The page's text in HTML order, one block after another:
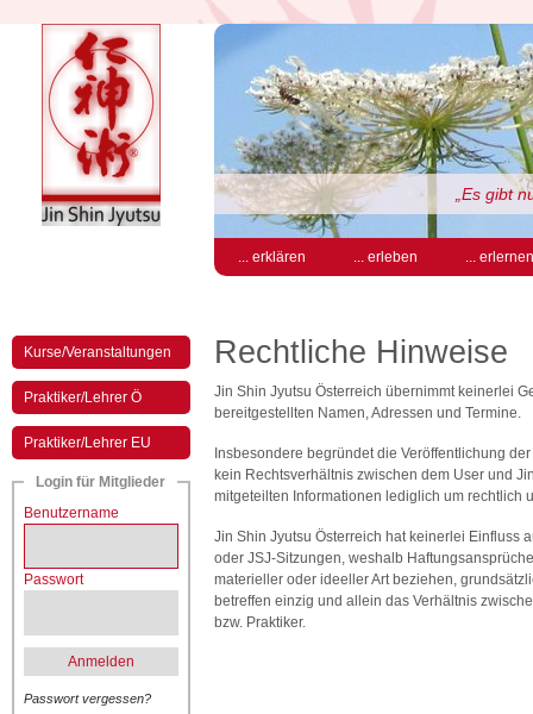
„Es gibt
... erklären ... erleben ... erlernen
Kurse/Veranstaltungen
Praktiker/Lehrer Ö
Praktiker/Lehrer EU
Login für Mitglieder
Benutzername
Passwort
Anmelden
Passwort vergessen?
Rechtliche Hinweise
Jin Shin Jyutsu Österreich übernimmt keinerlei
bereitgestellten Namen, Adressen und Termine.
Insbesondere begründet die Veröffentlichung
kein Rechtsverhältnis zwischen dem User und
mitgeteilten Informationen lediglich um rechtlich
Jin Shin Jyutsu Österreich hat keinerlei Einfluss
oder JSJ-Sitzungen, weshalb
materieller oder ideeller Art beziehen,
betreffen einzig und allein das Verhältnis
bzw. Praktiker.